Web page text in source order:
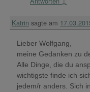
Katrin sagte am
Lieber Wolfgang,
meine Gedanken zu
Alle Dinge, die du
wichtigste finde ich
jedem/r anders. Sich